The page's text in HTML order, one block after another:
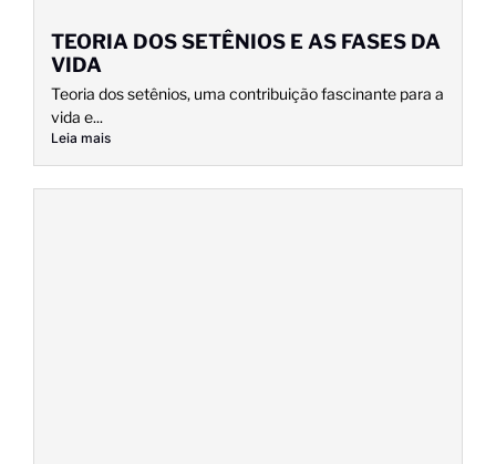
TEORIA DOS SETÊNIOS E AS FASES DA
VIDA
Teoria dos setênios, uma contribuição fascinante para a
vida e...
Leia mais